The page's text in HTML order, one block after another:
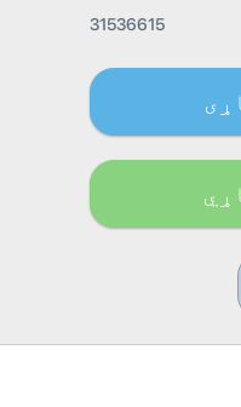
31536615